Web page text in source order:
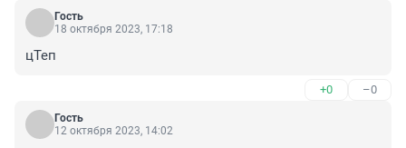
Гость
18 октября 2023, 17:18
цТеп
+0 –0
Гость
12 октября 2023, 14:02